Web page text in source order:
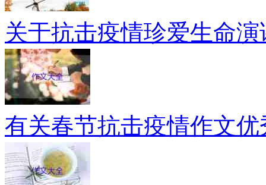
关于抗击疫情珍爱生命
有关春节抗击疫情作文